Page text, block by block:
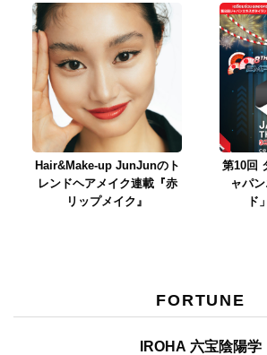
Hair&Make-up JunJunのト
レンドヘアメイク連載『赤
リップメイク』
第10回
ャパ
ド
FORTUNE
IROHA 六宝陰陽学